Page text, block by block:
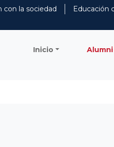
con la sociedad Educación
Inicio Alumni